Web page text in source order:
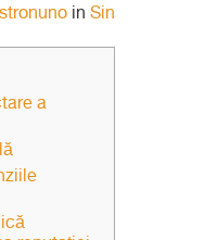
in Sin
a